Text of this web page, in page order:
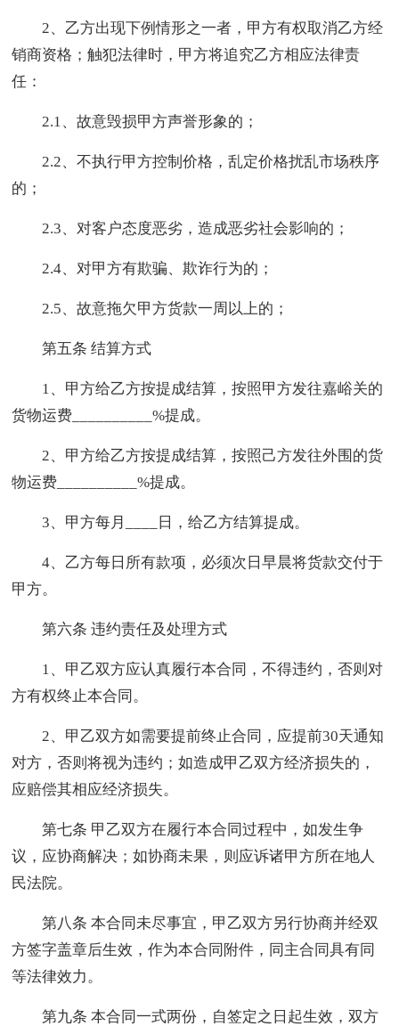
2、乙方出现下例情形之一者，甲方有权取消乙方经
销商资格；触犯法律时，甲方将追究乙方相应法律责
任：
2.1、故意毁损甲方声誉形象的；
2.2、不执行甲方控制价格，乱定价格扰乱市场秩序
的；
2.3、对客户态度恶劣，造成恶劣社会影响的；
2.4、对甲方有欺骗、欺诈行为的；
2.5、故意拖欠甲方货款一周以上的；
第五条 结算方式
1、甲方给乙方按提成结算，按照甲方发往嘉峪关的
货物运费__________%提成。
2、甲方给乙方按提成结算，按照己方发往外围的货
物运费__________%提成。
3、甲方每月____日，给乙方结算提成。
4、乙方每日所有款项，必须次日早晨将货款交付于
甲方。
第六条 违约责任及处理方式
1、甲乙双方应认真履行本合同，不得违约，否则对
方有权终止本合同。
2、甲乙双方如需要提前终止合同，应提前30天通知
对方，否则将视为违约；如造成甲乙双方经济损失的，
应赔偿其相应经济损失。
第七条 甲乙双方在履行本合同过程中，如发生争
议，应协商解决；如协商未果，则应诉诸甲方所在地人
民法院。
第八条 本合同未尽事宜，甲乙双方另行协商并经双
方签字盖章后生效，作为本合同附件，同主合同具有同
等法律效力。
第九条 本合同一式两份，自签定之日起生效，双方